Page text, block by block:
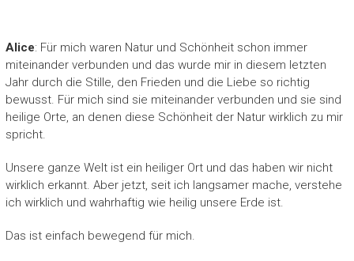
Alice: Für mich waren Natur und Schönheit schon immer
miteinander verbunden und das wurde mir in diesem letzten
Jahr durch die Stille, den Frieden und die Liebe so richtig
bewusst. Für mich sind sie miteinander verbunden und sie sind
heilige Orte, an denen diese Schönheit der Natur wirklich zu mir
spricht.
Unsere ganze Welt ist ein heiliger Ort und das haben wir nicht
wirklich erkannt. Aber jetzt, seit ich langsamer mache, verstehe
ich wirklich und wahrhaftig wie heilig unsere Erde ist.
Das ist einfach bewegend für mich.